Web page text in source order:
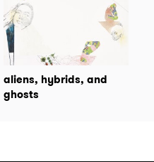
aliens, hybrids, and
ghosts